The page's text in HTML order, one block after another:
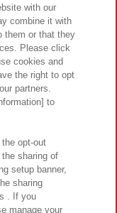
サイトポリシー
ティ方針と検証結果
質問・お問い合わせ
with our
combine it with
them or that they
Please click
cookies and
the right to opt
partners.
to
opt-out
sharing of
setup banner,
sharing
. If you
manage your